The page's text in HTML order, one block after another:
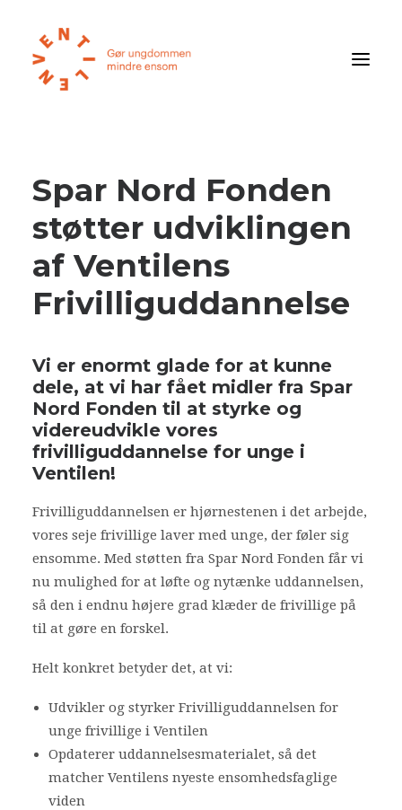
Om ensomhed
Om Ventilen
STØT
Ventilens Efterårstur 2026
Book oplæg
Shop
Bliv frivillig
Nyheder
Search
Cart
Spar Nord Fonden
støtter udviklingen
af Ventilens
Frivilliguddannelse
Vi er enormt glade for at kunne
dele, at vi har fået midler fra Spar
Nord Fonden til at styrke og
videreudvikle vores
frivilliguddannelse for unge i
Ventilen!
Frivilliguddannelsen er hjørnestenen i det arbejde,
vores seje frivillige laver med unge, der føler sig
ensomme. Med støtten fra Spar Nord Fonden får vi
nu mulighed for at løfte og nytænke uddannelsen,
så den i endnu højere grad klæder de frivillige på
til at gøre en forskel.
Helt konkret betyder det, at vi:
Udvikler og styrker Frivilliguddannelsen for
unge frivillige i Ventilen
Opdaterer uddannelsesmaterialet, så det
matcher Ventilens nyeste ensomhedsfaglige
viden